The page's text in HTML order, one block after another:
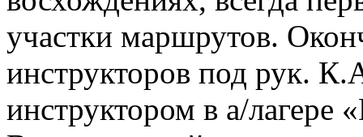
участки маршрутов.
инструкторов под рук.
инструктором в а/лагере